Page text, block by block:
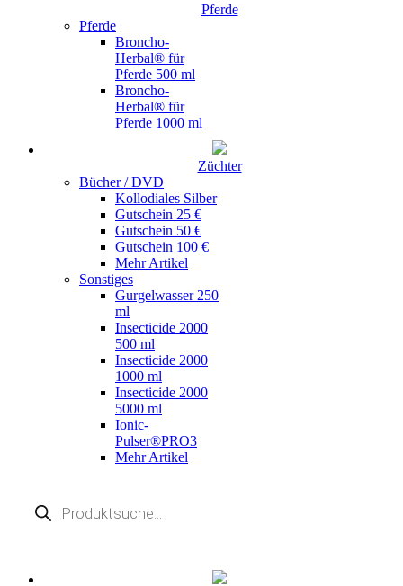
Pferde
Pferde
Broncho-
Herbal® für
Pferde 500 ml
Broncho-
Herbal® für
Pferde 1000 ml
Züchter
Bücher / DVD
Kollodiales Silber
Gutschein 25 €
Gutschein 50 €
Gutschein 100 €
Mehr Artikel
Sonstiges
Gurgelwasser 250
ml
Insecticide 2000
500 ml
Insecticide 2000
1000 ml
Insecticide 2000
5000 ml
Ionic-
Pulser®PRO3
Mehr Artikel
search